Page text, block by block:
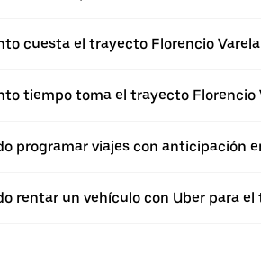
cuesta el trayecto Florencio
tiempo toma el trayecto Florencio
programar viajes con anticipación
rentar un vehículo con Uber para